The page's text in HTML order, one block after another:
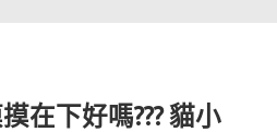
在下好嗎??? 貓小